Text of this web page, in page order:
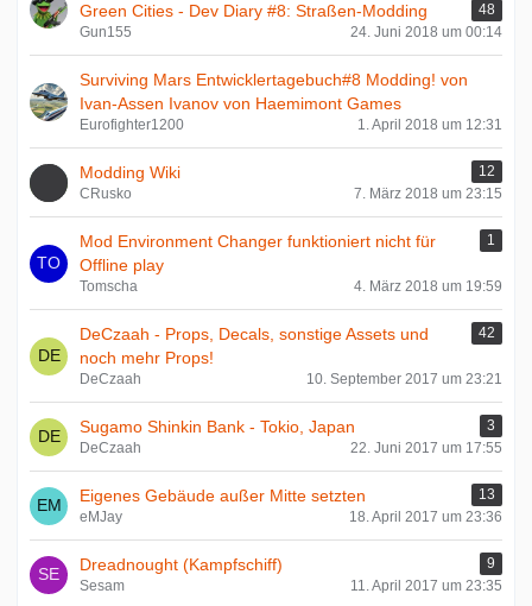
Green Cities - Dev Diary #8: Straßen-Modding
48
Gun155
24. Juni 2018 um 00:14
Surviving Mars Entwicklertagebuch#8 Modding! von
Ivan-Assen Ivanov von Haemimont Games
Eurofighter1200 1. April 2018 um 12:31
Modding Wiki
12
CRusko
7. März 2018 um 23:15
Mod Environment Changer funktioniert nicht für
Offline play
1
Tomscha 4. März 2018 um 19:59
DeCzaah - Props, Decals, sonstige Assets und
noch mehr Props!
42
DeCzaah 10. September 2017 um 23:21
Sugamo Shinkin Bank - Tokio, Japan
3
DeCzaah
22. Juni 2017 um 17:55
Eigenes Gebäude außer Mitte setzten
13
eMJay
18. April 2017 um 23:36
Dreadnought (Kampfschiff)
9
Sesam
11. April 2017 um 23:35